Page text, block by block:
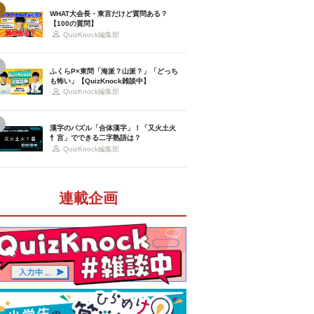
WHAT大会長・東言だけど質問ある？
【100の質問】
QuizKnock編集部
ふくらP×東問「海派？山派？」「どっち
も怖い」【QuizKnock雑談中】
QuizKnock編集部
漢字のパズル「合体漢字」！「又火土火
忄言」でできる二字熟語は？
QuizKnock編集部
連載企画